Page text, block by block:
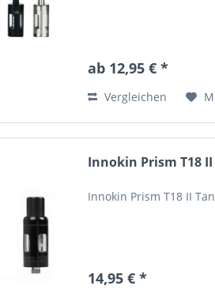
ab 12,95 € *
Vergleichen
Innokin Prism T18
Innokin Prism T18 II
14,95 € *